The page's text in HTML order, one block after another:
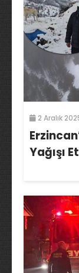
2 Aralık
Yağışı